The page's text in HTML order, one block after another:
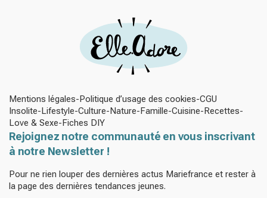
Mentions légales Politique d’usage des cookies CGU
Insolite Lifestyle Culture Nature Famille Cuisine Recettes
Love & Sexe Fiches DIY
Rejoignez notre communauté en vous inscrivant
à notre Newsletter !
Pour ne rien louper des dernières actus Mariefrance et rester à
la page des dernières tendances jeunes.